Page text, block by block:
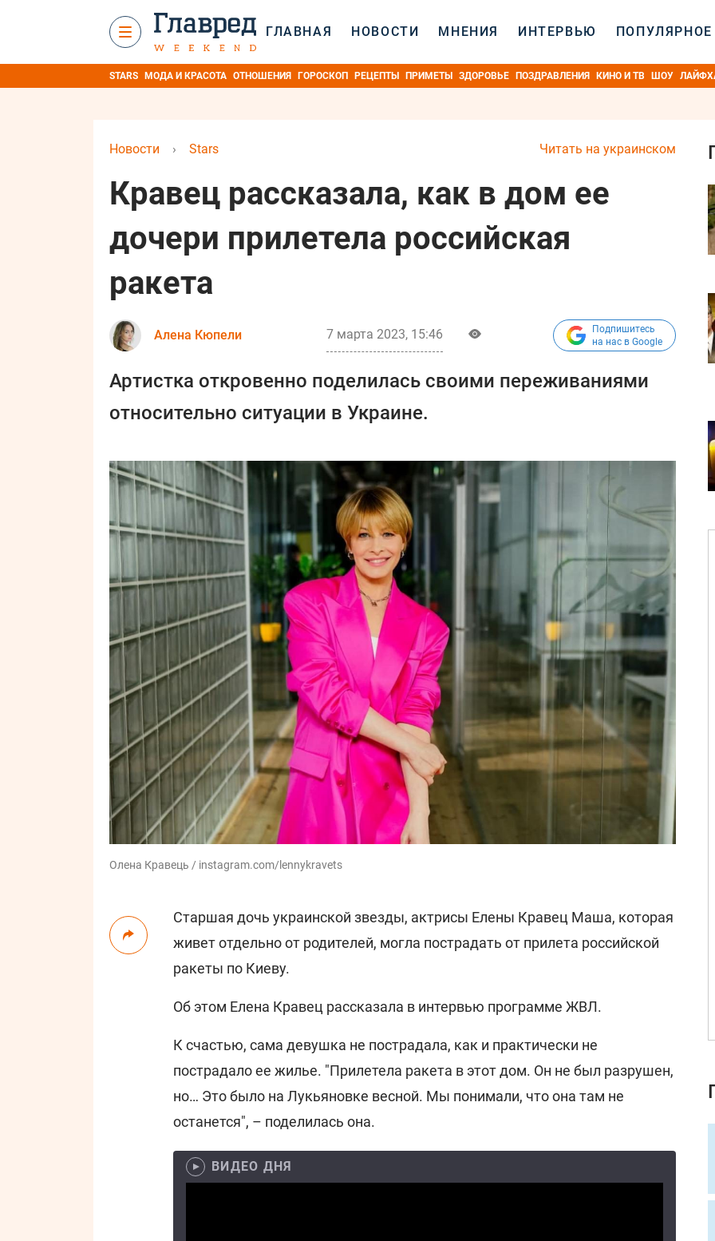
ГЛАВНАЯ НОВОСТИ МНЕНИЯ ИНТЕРВЬЮ ПОПУЛЯРНОЕ
STARS МОДА И КРАСОТА ОТНОШЕНИЯ ГОРОСКОП РЕЦЕПТЫ ПРИМЕТЫ ЗДОРОВЬЕ ПОЗДРАВЛЕНИЯ КИНО И ТВ ШОУ
Читать на украинском
Новости › Stars
Кравец рассказала, как в дом ее
дочери прилетела российская
ракета
Алена Кюпели 7 марта 2023, 15:46
Подпишитесь
на нас в Google
Артистка откровенно поделилась своими переживаниями
относительно ситуации в Украине.
Олена Кравець / instagram.com/lennykravets
Старшая дочь украинской звезды, актрисы Елены Кравец Маша, которая
живет отдельно от родителей, могла пострадать от прилета российской
ракеты по Киеву.
Об этом Елена Кравец рассказала в интервью программе ЖВЛ.
К счастью, сама девушка не пострадала, как и практически не
пострадало ее жилье. "Прилетела ракета в этот дом. Он не был разрушен,
но… Это было на Лукьяновке весной. Мы понимали, что она там не
останется", – поделилась она.
ВИДЕО ДНЯ